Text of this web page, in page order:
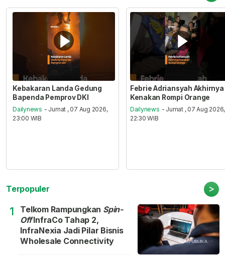
Kebakaran Landa Gedung
Bapenda Pemprov DKI
Dailynews - Jumat , 07 Aug 2026,
23:00 WIB
Febrie Adriansyah Akhirnya
Kenakan Rompi Orange
Dailynews - Jumat , 07 Aug 2026,
22:30 WIB
Terpopuler >
1 Telkom Rampungkan Spin-
OffInfraCo Tahap 2,
InfraNexia Jadi Pilar Bisnis
Wholesale Connectivity